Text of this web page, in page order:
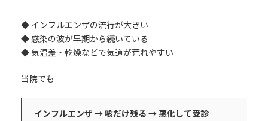
◆ インフルエンザの流行が大きい
◆ 感染の波が早期から続いている
◆ 気温差・乾燥などで気道が荒れやすい
当院でも
インフルエンザ → 咳だけ残る → 悪化して受診